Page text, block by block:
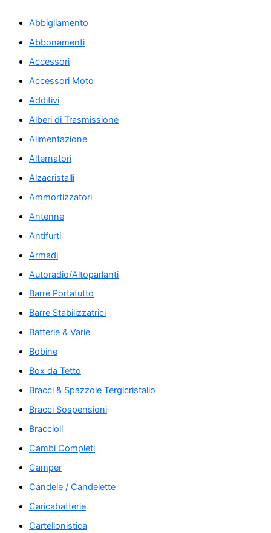
Abbigliamento
Abbonamenti
Accessori
Accessori Moto
Additivi
Alberi di Trasmissione
Alimentazione
Alternatori
Alzacristalli
Ammortizzatori
Antenne
Antifurti
Armadi
Autoradio/Altoparlanti
Barre Portatutto
Barre Stabilizzatrici
Batterie & Varie
Bobine
Box da Tetto
Bracci & Spazzole Tergicristallo
Bracci Sospensioni
Braccioli
Cambi Completi
Camper
Candele / Candelette
Caricabatterie
Cartellonistica